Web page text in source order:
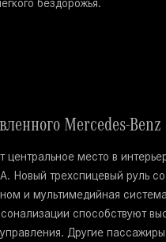
Mercedes-Benz
центральное место в
Новый трехспицевый руль со
и мультимедийная
способствуют
Другие